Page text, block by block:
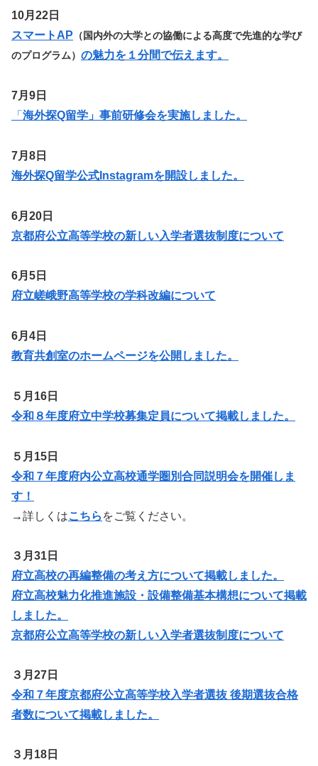
10月22日
スマートAP （国内外の大学との協働による高度で先進的な学び
のプログラム） の魅力を１分間で伝えます。
7月9日
「 海外探Q留学」事前研修会を実施しました。
7月8日
海外探Q留学公式Instagramを開設しました。
6月20日
京都府公立高等学校の新しい入学者選抜制度について
6月5日
府立嵯峨野高等学校の学科改編について
6月4日
教育共創室のホームページを公開しました。
５月16日
令和８年度府立中学校募集定員について掲載しました。
５月15日
令和７年度府内公立高校通学圏別合同説明会を開催しま
す！
→詳しくはこちら をご覧ください。
３月31日
府立高校の再編整備の考え方について掲載しました。
府立高校魅力化推進施設・設備整備基本構想について掲載
しました。
京都府公立高等学校の新しい入学者選抜制度について
３月27日
令和７年度京都府公立高等学校入学者選抜 後期選抜合格
者数について掲載しました。
３月18日